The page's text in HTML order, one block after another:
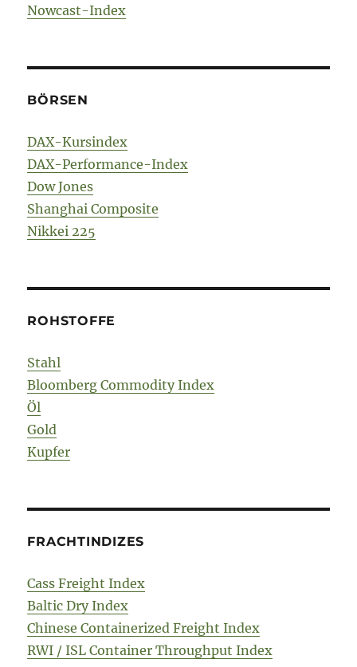
Nowcast-Index
BÖRSEN
DAX-Kursindex
DAX-Performance-Index
Dow Jones
Shanghai Composite
Nikkei 225
ROHSTOFFE
Stahl
Bloomberg Commodity Index
Öl
Gold
Kupfer
FRACHTINDIZES
Cass Freight Index
Baltic Dry Index
Chinese Containerized Freight Index
RWI / ISL Container Throughput Index